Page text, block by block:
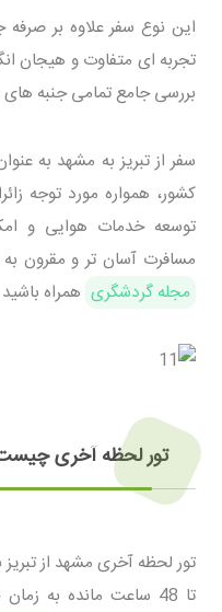
این نوع سفر علاوه بر صرفه
تجربه ای متفاوت و هیجان
بررسی جامع تمامی جنبه های
سفر از تبریز به مشهد به
کشور، همواره مورد توجه
توسعه خدمات هوایی و
مسافرت آسان تر و مقرون
مجله گردشگری همراه
تور لحظه آخری
تور لحظه آخری مشهد از
تا 48 ساعت مانده به